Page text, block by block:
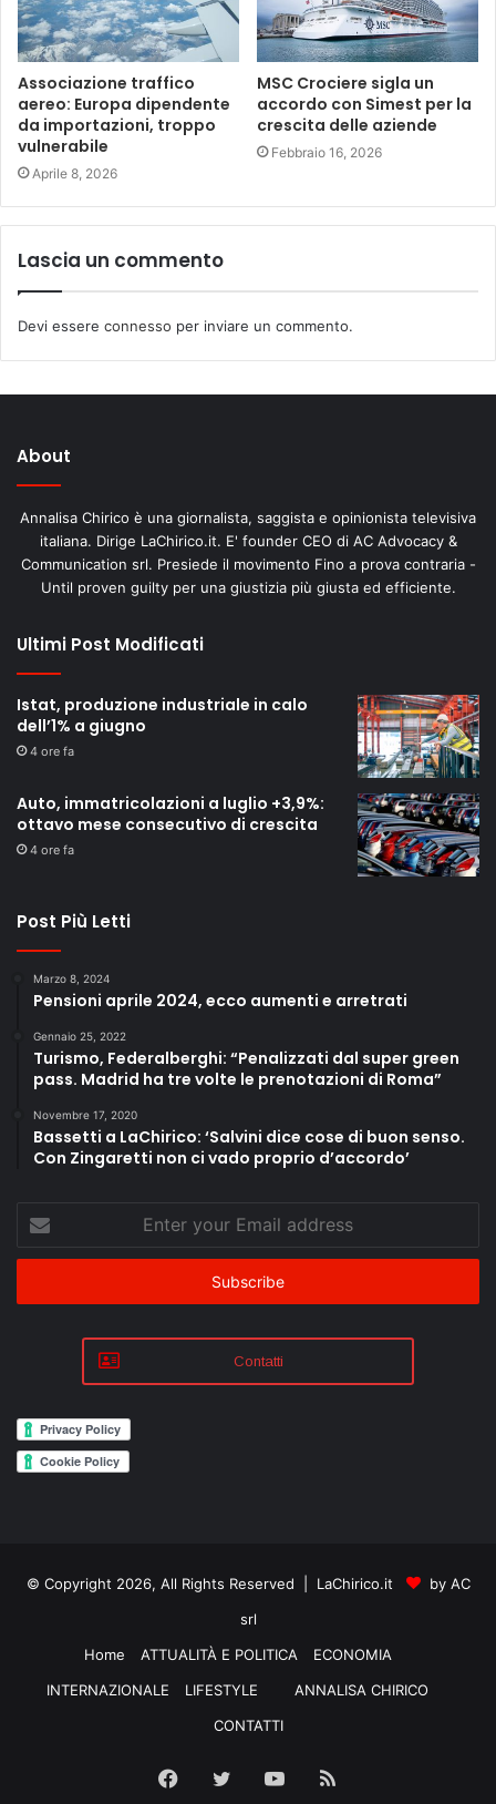
Associazione traffico
aereo: Europa dipendente
da importazioni, troppo
vulnerabile
Aprile 8, 2026
MSC Crociere sigla un
accordo con Simest per la
crescita delle aziende
Febbraio 16, 2026
Lascia un commento
Devi essere connesso per inviare un commento.
About
Annalisa Chirico è una giornalista, saggista e opinionista televisiva
italiana. Dirige LaChirico.it. E' founder CEO di AC Advocacy &
Communication srl. Presiede il movimento Fino a prova contraria -
Until proven guilty per una giustizia più giusta ed efficiente.
Ultimi Post Modificati
Istat, produzione industriale in calo
dell’1% a giugno
4 ore fa
Auto, immatricolazioni a luglio +3,9%:
ottavo mese consecutivo di crescita
4 ore fa
Post Più Letti
Marzo 8, 2024
Pensioni aprile 2024, ecco aumenti e arretrati
Gennaio 25, 2022
Turismo, Federalberghi: “Penalizzati dal super green
pass. Madrid ha tre volte le prenotazioni di Roma”
Novembre 17, 2020
Bassetti a LaChirico: ‘Salvini dice cose di buon senso.
Con Zingaretti non ci vado proprio d’accordo’
your
Email
Contatti
© Copyright 2026, All Rights Reserved | LaChirico.it
by AC
srl
Home
ATTUALITÀ E POLITICA
ECONOMIA
INTERNAZIONALE
LIFESTYLE
ANNALISA CHIRICO
CONTATTI
Facebook
Twitter YouTube